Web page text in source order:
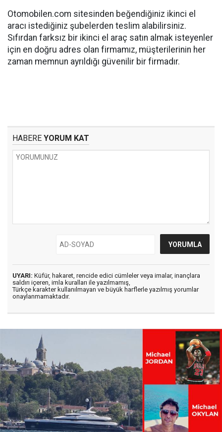
Otomobilen.com sitesinden beğendiğiniz ikinci el
aracı istediğiniz şubelerden teslim alabilirsiniz.
Sıfırdan farksız bir ikinci el araç satın almak isteyenler
için en doğru adres olan firmamız, müşterilerinin her
zaman memnun ayrıldığı güvenilir bir firmadır.
HABERE YORUM KAT
UYARI: Küfür, hakaret, rencide edici cümleler veya imalar, inançlara
saldırı içeren, imla kuralları ile yazılmamış,
Türkçe karakter kullanılmayan ve büyük harflerle yazılmış yorumlar
onaylanmamaktadır.